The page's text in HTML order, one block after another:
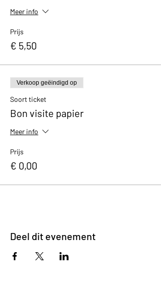
Meer info
Prijs
€ 5,50
Verkoop geëindigd op
Soort ticket
Bon visite papier
Meer info
Prijs
€ 0,00
Deel dit evenement